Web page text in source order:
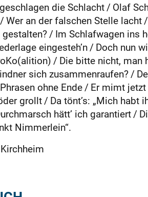
die Schlacht / Olaf
Wer an der falschen Stelle
/ Im Schlafwagen ins
eingesteh’n / Doch
/ Die bitte nicht, man
sich zusammenraufen? /
ohne Ende / Er mimt
grollt / Da tönt’s: „Mich habt
hätt’ ich garantiert /
Nimmerlein“.